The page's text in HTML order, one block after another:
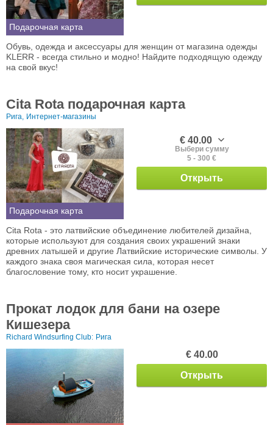
Подарочная карта
Обувь, одежда и аксессуары для женщин от магазина одежды
KLERR - всегда стильно и модно! Найдите подходящую одежду
на свой вкус!
Cita Rota подарочная карта
Рига, Интернет-магазины
Подарочная карта
€ 40.00
Выбери сумму
5 - 300 €
Открыть
Cita Rota - это латвийские объединение любителей дизайна,
которые используют для создания своих украшений знаки
древних латышей и другие Латвийские исторические символы. У
каждого знака своя магическая сила, которая несет
благословение тому, кто носит украшение.
Прокат лодок для бани на озере
Кишезера
Richard Windsurfing Club: Рига
€ 40.00
Открыть